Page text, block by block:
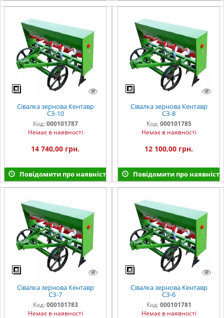
Сівалка зернова Кентавр
СЗ-10
Код: 000101787
Немає в наявності
14 740,00 грн.
Повідомити про наявність
Сівалка зернова Кентавр
СЗ-8
Код: 000101785
Немає в наявності
12 100,00 грн.
Повідомити про наявність
Сівалка зернова Кентавр
СЗ-7
Код: 000101783
Немає в наявності
Сівалка зернова Кентавр
СЗ-6
Код: 000101781
Немає в наявності